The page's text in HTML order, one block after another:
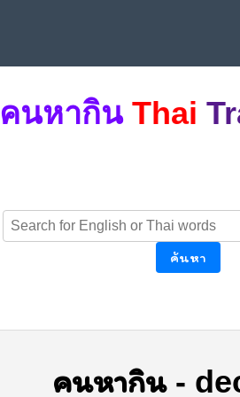
คนหากิน Thai
ค้นหา
คนหากิน-